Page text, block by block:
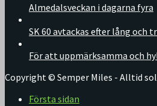
Almedalsveckan i dagarna fyra
SK 60 avtackas efter lång och
För att uppmärksamma och
Copyright © Semper Miles - Alltid
Första sidan